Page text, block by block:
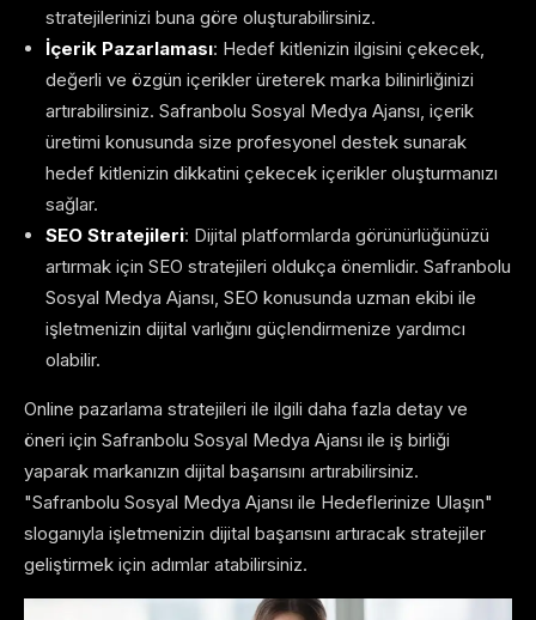
stratejilerinizi buna göre oluşturabilirsiniz.
İçerik Pazarlaması: Hedef kitlenizin ilgisini çekecek,
değerli ve özgün içerikler üreterek marka bilinirliğinizi
artırabilirsiniz. Safranbolu Sosyal Medya Ajansı, içerik
üretimi konusunda size profesyonel destek sunarak
hedef kitlenizin dikkatini çekecek içerikler oluşturmanızı
sağlar.
SEO Stratejileri: Dijital platformlarda görünürlüğünüzü
artırmak için SEO stratejileri oldukça önemlidir. Safranbolu
Sosyal Medya Ajansı, SEO konusunda uzman ekibi ile
işletmenizin dijital varlığını güçlendirmenize yardımcı
olabilir.
Online pazarlama stratejileri ile ilgili daha fazla detay ve
öneri için Safranbolu Sosyal Medya Ajansı ile iş birliği
yaparak markanızın dijital başarısını artırabilirsiniz.
"Safranbolu Sosyal Medya Ajansı ile Hedeflerinize Ulaşın"
sloganıyla işletmenizin dijital başarısını artıracak stratejiler
geliştirmek için adımlar atabilirsiniz.